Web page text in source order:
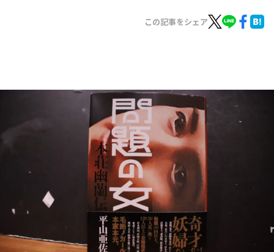
イベント・グッズ
YouTube
この記事をシェア